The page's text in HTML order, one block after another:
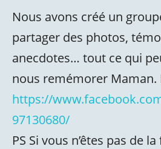
Nous avons créé un
partager des photos,
anecdotes… tout ce qui
nous remémorer Maman.
https://
97130680/
PS Si vous n’êtes pas de